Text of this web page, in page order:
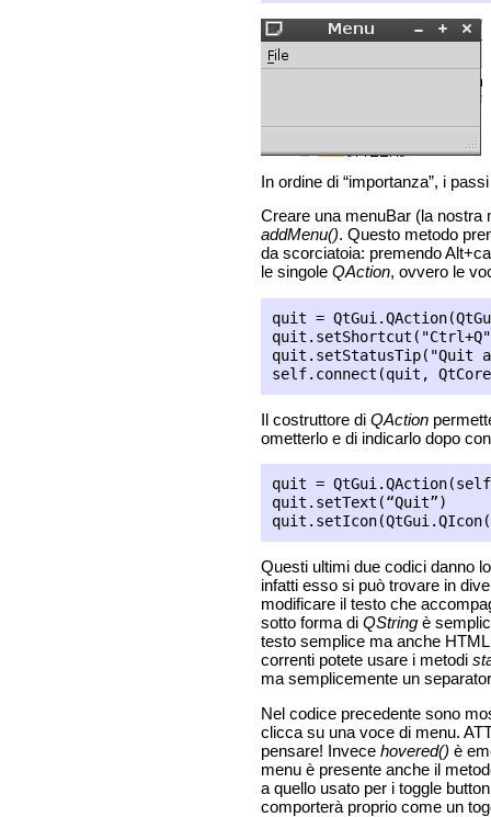
In ordine di “importanza”, i
Creare una menuBar (la nostra
addMenu(). Questo metodo
da scorciatoia: premendo
le singole QAction, ovvero le
quit =
quit.setStatusTip("Quit
Il costruttore di QAction
ometterlo e di indicarlo dopo
quit =
quit.setText(“Quit”)
Questi ultimi due codici danno
infatti esso si può trovare in
modificare il testo che
sotto forma di QStringè
testo semplice ma anche
correnti potete usare i metodi
ma semplicemente un
Nel codice precedente sono
clicca su una voce di menu.
pensare! Invece hovered() è
menu è presente anche il
a quello usato per i toggle
comporterà proprio come un